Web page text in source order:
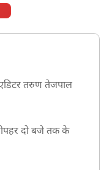
तरुण तेजपाल
दो बजे तक के